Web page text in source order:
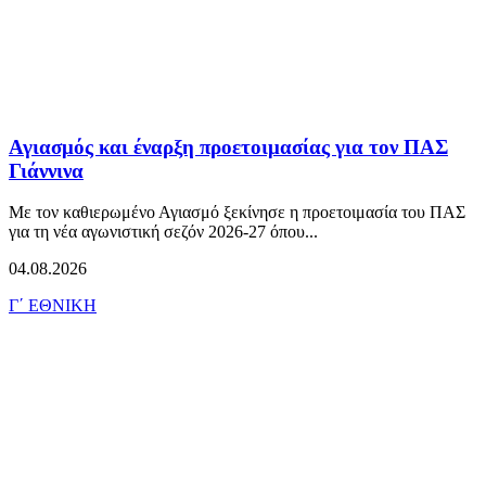
Αγιασμός και έναρξη προετοιμασίας για τον ΠΑΣ
Γιάννινα
Με τον καθιερωμένο Αγιασμό ξεκίνησε η προετοιμασία του ΠΑΣ
για τη νέα αγωνιστική σεζόν 2026-27 όπου...
04.08.2026
Γ΄ ΕΘΝΙΚΗ